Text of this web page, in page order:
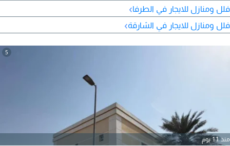
المساحات مساحة الأرض 7450 قدم مربع، مساحة البناء 5000 قدم
فلل ومنازل للايجار في الطرفا›
فلل ومنازل للايجار في الشارقة›
5
منذ 11 يوم